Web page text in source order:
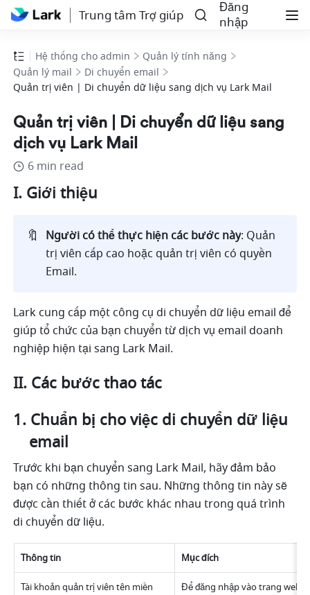
Trung tâm Trợ giúp
Đăng
nhập
Hệ thống cho admin
Quản lý tính năng
Quản lý mail
Di chuyển email
Quản trị viên | Di chuyển dữ liệu sang dịch vụ Lark Mail
Quản trị viên | Di chuyển dữ liệu sang
dịch vụ Lark Mail
6 min read
I. Giới thiệu
🔖 Người có thể thực hiện các bước này: Quản
trị viên cấp cao hoặc quản trị viên có quyền
Email.
Lark cung cấp một công cụ di chuyển dữ liệu email để
giúp tổ chức của bạn chuyển từ dịch vụ email doanh
nghiệp hiện tại sang Lark Mail.
II. Các bước thao tác
Chuẩn bị cho việc di chuyển dữ liệu
email
Trước khi bạn chuyển sang Lark Mail, hãy đảm bảo
bạn có những thông tin sau. Những thông tin này sẽ
được cần thiết ở các bước khác nhau trong quá trình
di chuyển dữ liệu.
Thông tin Mục đích
Tài khoản quản trị viên tên miền
Để đăng nhập vào trang web